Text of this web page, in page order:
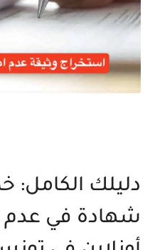
دليلك الكامل:
شهادة في عدم